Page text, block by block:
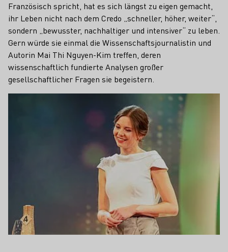
Französisch spricht, hat es sich längst zu eigen gemacht,
ihr Leben nicht nach dem Credo „schneller, höher, weiter“,
sondern „bewusster, nachhaltiger und intensiver“ zu leben.
Gern würde sie einmal die Wissenschaftsjournalistin und
Autorin Mai Thi Nguyen-Kim treffen, deren
wissenschaftlich fundierte Analysen großer
gesellschaftlicher Fragen sie begeistern.